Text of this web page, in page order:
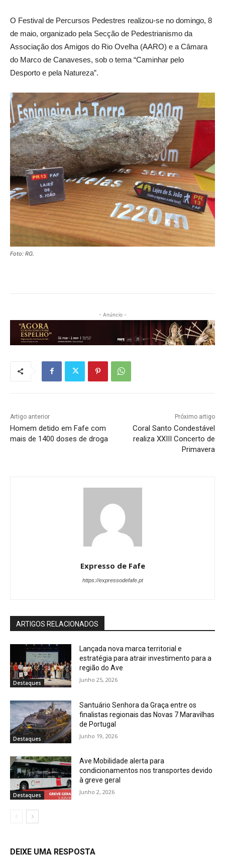
O Festival de Percursos Pedestres realizou-se no domingo, 8
de maio, organizado pela Secção de Pedestrianismo da
Associação dos Amigos do Rio Ovelha (AARO) e a Câmara
do Marco de Canaveses, sob o tema “Caminhar pelo
Desporto e pela Natureza”.
Foto: RG.
- Anúncio -
Artigo anterior
Homem detido em Fafe com
mais de 1400 doses de droga
Próximo artigo
Coral Santo Condestável
realiza XXIII Concerto de
Primavera
Expresso de Fafe
https://expressodefafe.pt
ARTIGOS RELACIONADOS
Destaques
Lançada nova marca territorial e
estratégia para atrair investimento para a
região do Ave
Junho 25, 2026
Destaques
Santuário Senhora da Graça entre os
finalistas regionais das Novas 7 Maravilhas
de Portugal
Junho 19, 2026
Destaques
Ave Mobilidade alerta para
condicionamentos nos transportes devido
à greve geral
Junho 2, 2026
DEIXE UMA RESPOSTA